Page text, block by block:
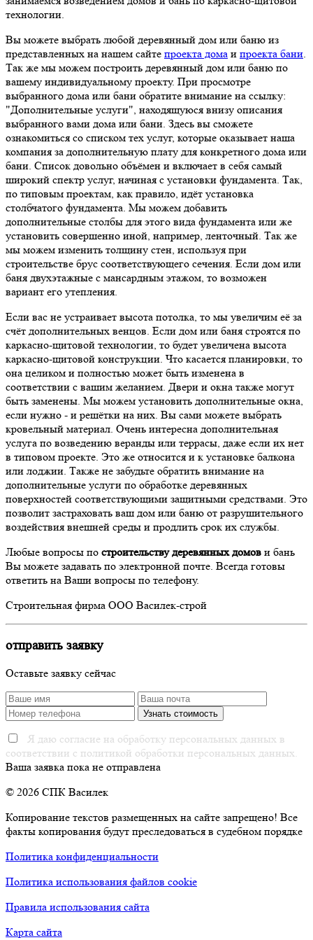
технологии.
Вы можете выбрать любой деревянный дом или баню из
представленных на нашем сайте проекта дома и проекта бани.
Так же мы можем построить деревянный дом или баню по
вашему индивидуальному проекту. При просмотре
выбранного дома или бани обратите внимание на ссылку:
"Дополнительные услуги", находящуюся внизу описания
выбранного вами дома или бани. Здесь вы сможете
ознакомиться со списком тех услуг, которые оказывает наша
компания за дополнительную плату для конкретного дома или
бани. Список довольно объёмен и включает в себя самый
широкий спектр услуг, начиная с установки фундамента. Так,
по типовым проектам, как правило, идёт установка
столбчатого фундамента. Мы можем добавить
дополнительные столбы для этого вида фундамента или же
установить совершенно иной, например, ленточный. Так же
мы можем изменить толщину стен, используя при
строительстве брус соответствующего сечения. Если дом или
баня двухэтажные с мансардным этажом, то возможен
вариант его утепления.
Если вас не устраивает высота потолка, то мы увеличим её за
счёт дополнительных венцов. Если дом или баня строятся по
каркасно-щитовой технологии, то будет увеличена высота
каркасно-щитовой конструкции. Что касается планировки, то
она целиком и полностью может быть изменена в
соответствии с вашим желанием. Двери и окна также могут
быть заменены. Мы можем установить дополнительные окна,
если нужно - и решётки на них. Вы сами можете выбрать
кровельный материал. Очень интересна дополнительная
услуга по возведению веранды или террасы, даже если их нет
в типовом проекте. Это же относится и к установке балкона
или лоджии. Также не забудьте обратить внимание на
дополнительные услуги по обработке деревянных
поверхностей соответствующими защитными средствами. Это
позволит застраховать ваш дом или баню от разрушительного
воздействия внешней среды и продлить срок их службы.
Любые вопросы по строительству деревянных домов и бань
Вы можете задавать по электронной почте. Всегда готовы
ответить на Ваши вопросы по телефону.
Строительная фирма ООО Василек-строй
отправить заявку
Оставьте заявку сейчас
Я даю согласие на обработку персональных данных в
соответствии с политикой обработки персональных данных.
Ваша заявка пока не отправлена
© 2026 СПК Василек
Копирование текстов размещенных на сайте запрещено! Все
факты копирования будут преследоваться в судебном порядке
Политика конфиденциальности
Политика использования файлов cookie
Правила использования сайта
Карта сайта